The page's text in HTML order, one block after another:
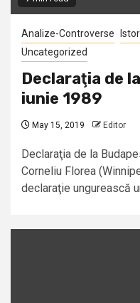
Analize-Controverse
Uncategorized
Declaraţia de
iunie 1989
May 15, 2019 Editor
Declaraţia de la
Corneliu Florea
declaraţie ungurească